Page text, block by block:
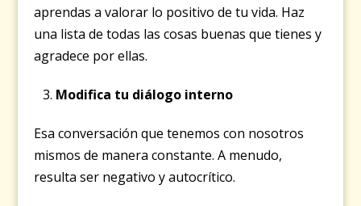
aprendas a valorar lo positivo de tu vida. Haz
una lista de todas las cosas buenas que tienes y
agradece por ellas.
Modifica tu diálogo interno
Esa conversación que tenemos con nosotros
mismos de manera constante. A menudo,
resulta ser negativo y autocrítico.